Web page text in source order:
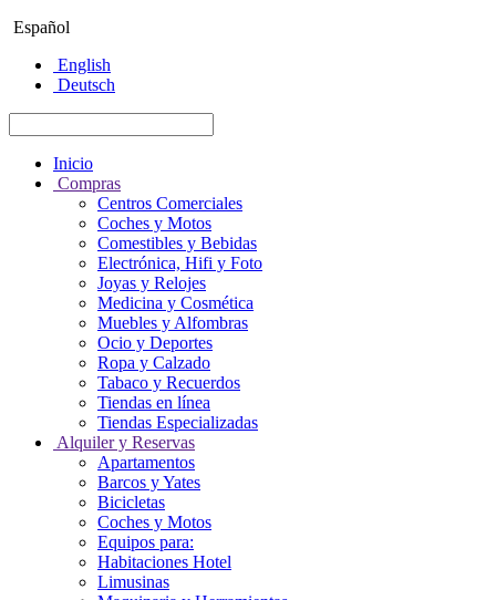
Español
English
Deutsch
Inicio
Compras
Centros Comerciales
Coches y Motos
Comestibles y Bebidas
Electrónica, Hifi y Foto
Joyas y Relojes
Medicina y Cosmética
Muebles y Alfombras
Ocio y Deportes
Ropa y Calzado
Tabaco y Recuerdos
Tiendas en línea
Tiendas Especializadas
Alquiler y Reservas
Apartamentos
Barcos y Yates
Bicicletas
Coches y Motos
Equipos para:
Habitaciones Hotel
Limusinas